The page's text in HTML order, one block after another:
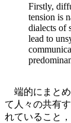
Firstly,
tension is
dialects of
lead to
端的にまとめ
て人々の共有
れていること